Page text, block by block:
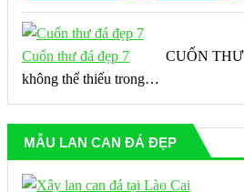
Cuốn thư đá đẹp 7 CUỐN THƯ
không thể thiếu trong…
MẪU LAN CAN ĐÁ ĐẸP